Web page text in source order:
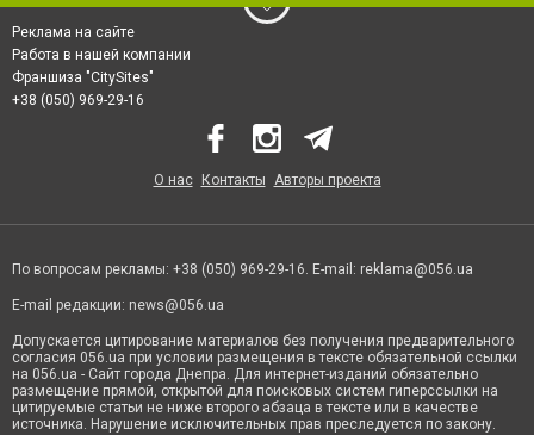
Реклама на сайте
Работа в нашей компании
Франшиза "CitySites"
+38 (050) 969-29-16
О нас Контакты Авторы проекта
По вопросам рекламы: +38 (050) 969-29-16. E-mail: reklama@056.ua
E-mail редакции: news@056.ua
Допускается цитирование материалов без получения предварительного
согласия 056.ua при условии размещения в тексте обязательной ссылки
на 056.ua - Сайт города Днепра. Для интернет-изданий обязательно
размещение прямой, открытой для поисковых систем гиперссылки на
цитируемые статьи не ниже второго абзаца в тексте или в качестве
источника. Нарушение исключительных прав преследуется по закону.